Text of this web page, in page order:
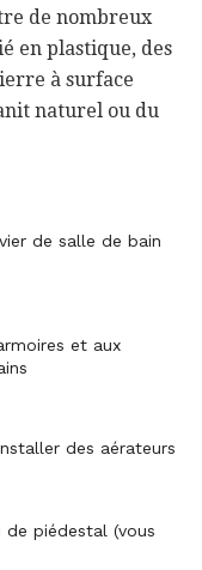
de nombreux
en plastique, des
à surface
naturel ou du
de salle de bain
et aux
des aérateurs
de piédestal (vous